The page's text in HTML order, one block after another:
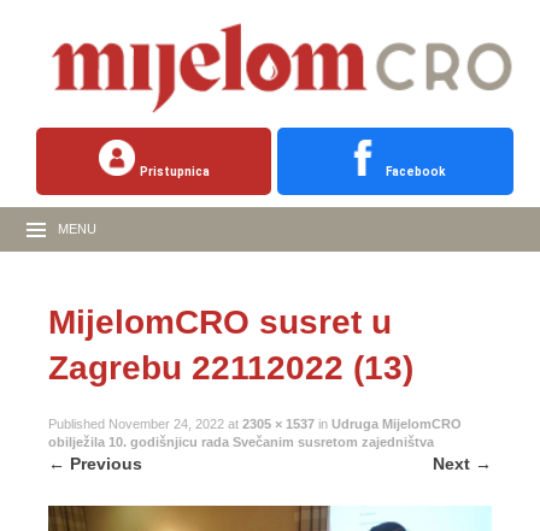
Pristupnica Facebook
MENU
MijelomCRO susret u
Zagrebu 22112022 (13)
Published November 24, 2022 at 2305 × 1537 in Udruga MijelomCRO
obilježila 10. godišnjicu rada Svečanim susretom zajedništva
← Previous Next →